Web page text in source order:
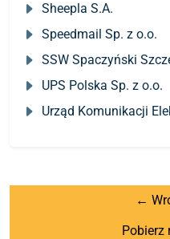
Sheepla S.A.
Speedmail Sp. z o.o.
SSW Spaczyński
UPS Polska Sp. z o.o.
Urząd Komunikacji
←
Pobierz